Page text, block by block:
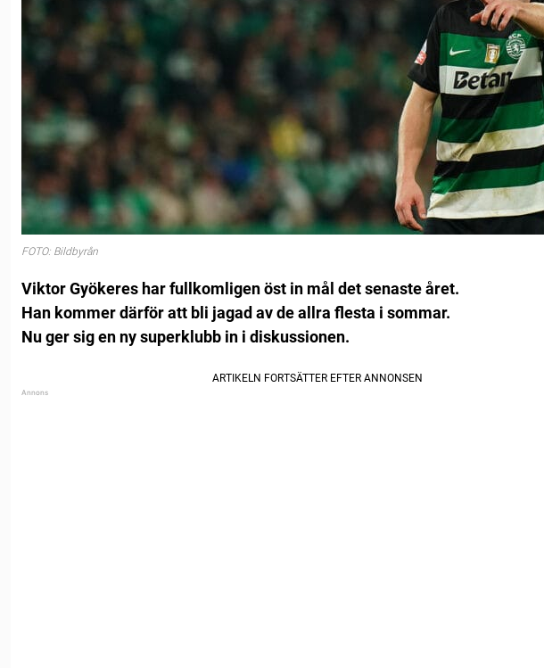
FOTO: Bildbyrån
Viktor Gyökeres har fullkomligen öst in mål det senaste året.
Han kommer därför att bli jagad av de allra flesta i sommar.
Nu ger sig en ny superklubb in i diskussionen.